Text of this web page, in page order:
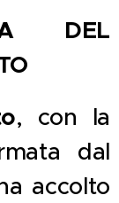
DEL
, con la
dal
accolto